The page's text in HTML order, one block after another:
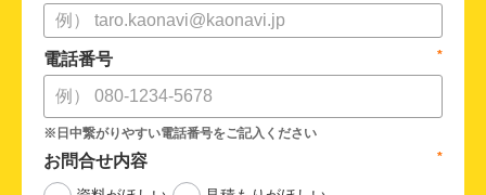
*
電話番号
*
お問合せ内容